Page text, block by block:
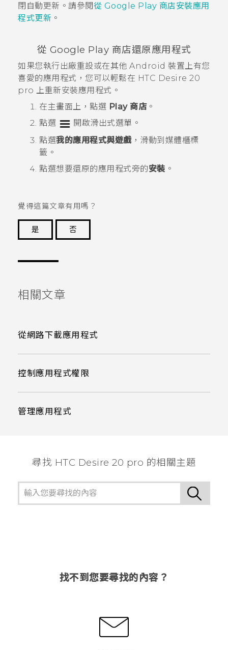
閉自動更新。請參閱從 Google Play 商店安裝應用
程式更新 。
從 Google Play 商店還原應用程式
如果您執行出廠重設或在其他 Android 裝置上有您
喜愛的應用程式，您可以輕鬆在 HTC Desire 20
pro 上重新安裝應用程式。
在主畫面上，點選 Play 商店。
點選
開啟滑出式選單。
點選我的應用程式與遊戲，滑動到 媒體櫃標
籤。
點選想要還原的應用程式旁的安裝 。
覺得這篇文章有用嗎？
是
否
相關文章
從網路下載應用程式
控制應用程式權限
管理應用程式
尋找 ‎HTC Desire 20 pro 的相關主題
找不到您要尋找的內容？